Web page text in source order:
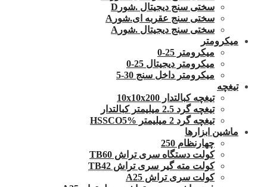
سختی سنج دیجیتال .شورD
سختی سنج عقربه ای.شورA
سختی سنج دیجیتال .شورA
میکرومتر
میکرومتر 25-0
میکرومتر دیجیتال 25-0
میکرومتر داخل سنج 30-5
تیغچه
تیغچه کبالتدار 10x10x200
تیغچه گرد 2.5 میلیمتر کبالتدار
تیغچه گرد 2 میلیمتر HSSCO5%
ماشین ابزارها
چهارنظام 250
کولت دستگاه سری تراش TB60
کولت مته گیر سری تراش TB42
کولت سری تراش A25